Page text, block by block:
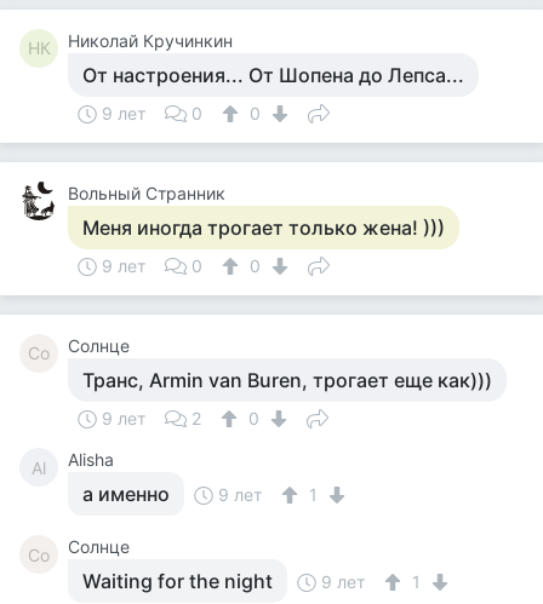
НК Николай Кручинкин
От настроения... От Шопена до Лепса...
9 лет 0 0
Вольный Странник
Меня иногда трогает только жена! )))
9 лет 0 0
Со Солнце
Транс, Armin van Buren, трогает еще как)))
9 лет 2 0
Al Alisha
а именно 9 лет 1
Со Солнце
Waiting for the night 9 лет 1